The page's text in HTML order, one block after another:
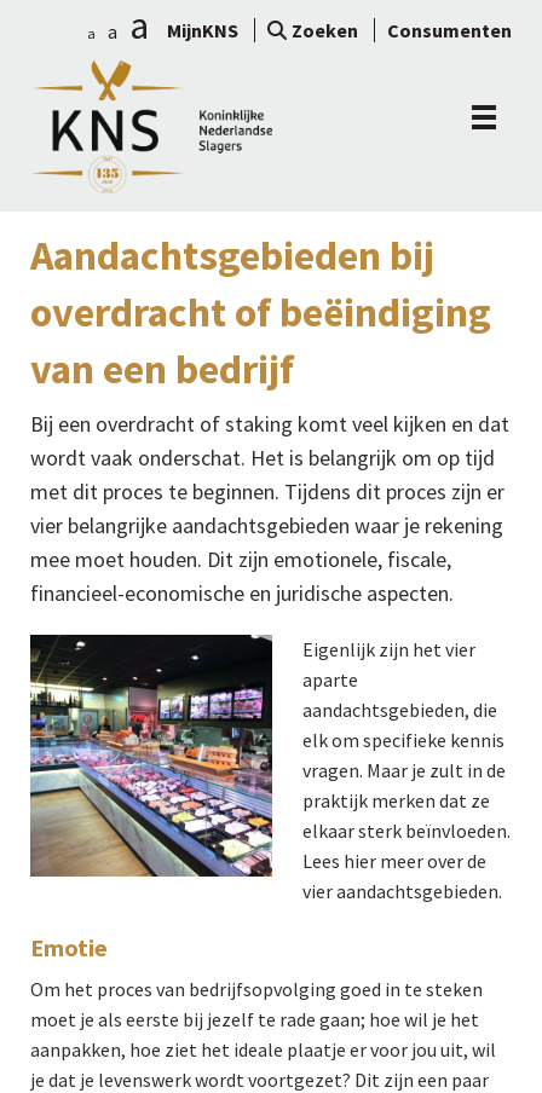
a a a MijnKNS Zoeken Consumenten
Aandachtsgebieden bij
overdracht of beëindiging
van een bedrijf
Bij een overdracht of staking komt veel kijken en dat
wordt vaak onderschat. Het is belangrijk om op tijd
met dit proces te beginnen. Tijdens dit proces zijn er
vier belangrijke aandachtsgebieden waar je rekening
mee moet houden. Dit zijn emotionele, fiscale,
financieel-economische en juridische aspecten.
Eigenlijk zijn het vier
aparte
aandachtsgebieden, die
elk om specifieke kennis
vragen. Maar je zult in de
praktijk merken dat ze
elkaar sterk beïnvloeden.
Lees hier meer over de
vier aandachtsgebieden.
Emotie
Om het proces van bedrijfsopvolging goed in te steken
moet je als eerste bij jezelf te rade gaan; hoe wil je het
aanpakken, hoe ziet het ideale plaatje er voor jou uit, wil
je dat je levenswerk wordt voortgezet? Dit zijn een paar